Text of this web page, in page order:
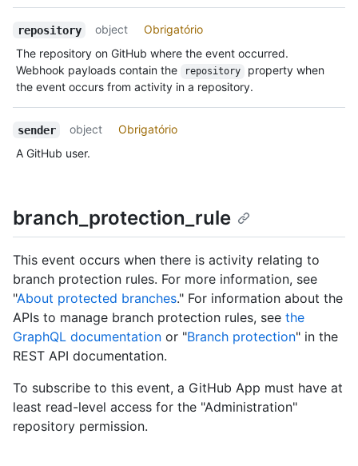
repository object
Obrigatório
The repository on GitHub where the event occurred.
Webhook payloads contain the
repository
property when
the event occurs from activity in a repository.
sender object
Obrigatório
A GitHub user.
branch_protection_rule
This event occurs when there is activity relating to
branch protection rules. For more information, see
"About protected branches." For information about the
APIs to manage branch protection rules, see the
GraphQL documentation or "Branch protection" in the
REST API documentation.
To subscribe to this event, a GitHub App must have at
least read-level access for the "Administration"
repository permission.